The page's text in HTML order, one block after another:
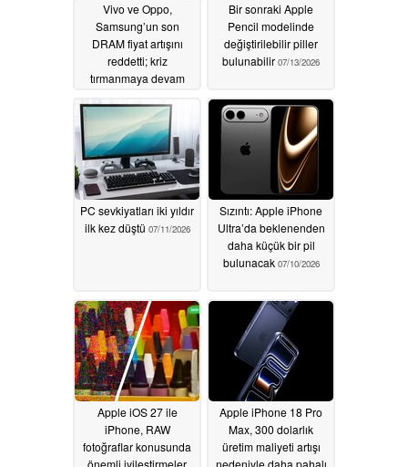
Vivo ve Oppo,
Samsung’un son
DRAM fiyat artışını
reddetti; kriz
tırmanmaya devam
Bir sonraki Apple
Pencil modelinde
değiştirilebilir piller
bulunabilir 07/13/2026
PC sevkiyatları iki yıldır
ilk kez düştü 07/11/2026
Sızıntı: Apple iPhone
Ultra’da beklenenden
daha küçük bir pil
bulunacak 07/10/2026
Apple iOS 27 ile
iPhone, RAW
fotoğraflar konusunda
Apple iPhone 18 Pro
Max, 300 dolarlık
üretim maliyeti artışı